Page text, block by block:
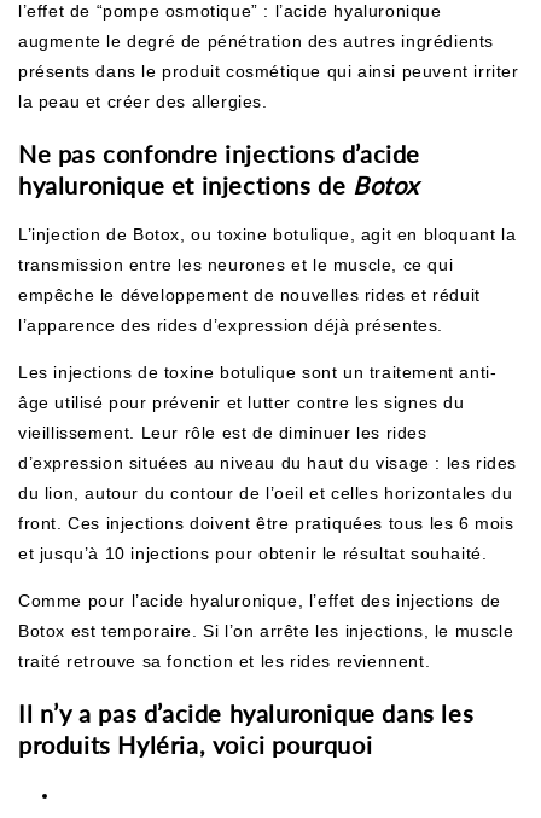
l’effet de “pompe osmotique” : l’acide hyaluronique
augmente le degré de pénétration des autres ingrédients
présents dans le produit cosmétique qui ainsi peuvent irriter
la peau et créer des allergies.
Ne pas confondre injections d’acide
hyaluronique et injections de Botox
L’injection de Botox, ou toxine botulique, agit en bloquant la
transmission entre les neurones et le muscle, ce qui
empêche le développement de nouvelles rides et réduit
l’apparence des rides d’expression déjà présentes.
Les injections de toxine botulique sont un traitement anti-
âge utilisé pour prévenir et lutter contre les signes du
vieillissement. Leur rôle est de diminuer les rides
d’expression situées au niveau du haut du visage : les rides
du lion, autour du contour de l’oeil et celles horizontales du
front. Ces injections doivent être pratiquées tous les 6 mois
et jusqu’à 10 injections pour obtenir le résultat souhaité.
Comme pour l’acide hyaluronique, l’effet des injections de
Botox est temporaire. Si l’on arrête les injections, le muscle
traité retrouve sa fonction et les rides reviennent.
Il n’y a pas d’acide hyaluronique dans les
produits Hyléria, voici pourquoi